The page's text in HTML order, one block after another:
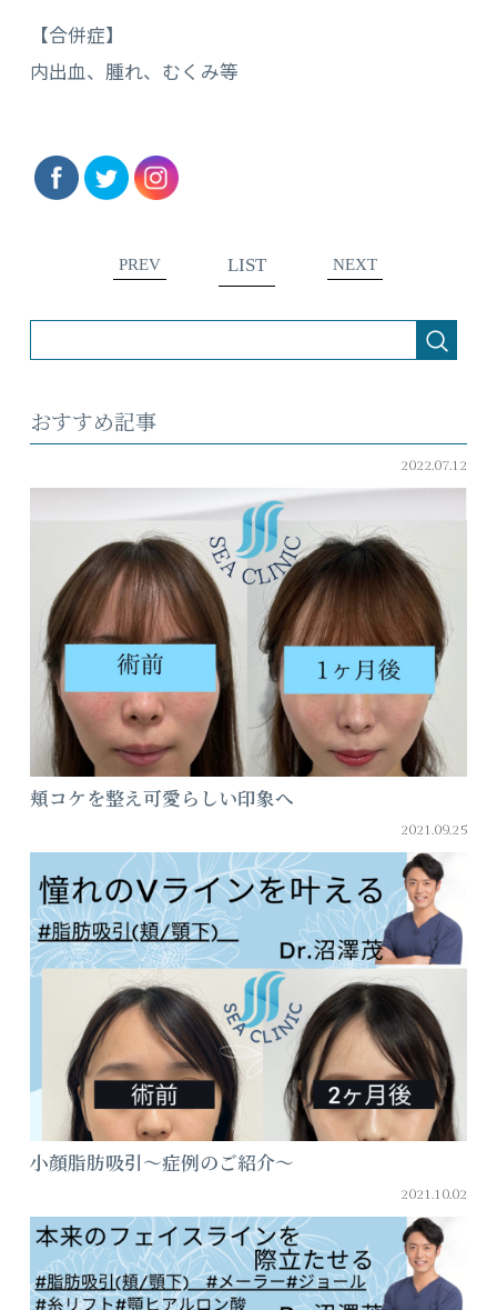
【合併症】
内出血、腫れ、むくみ等
PREV LIST NEXT
おすすめ記事
2022.07.12
頬コケを整え可愛らしい印象へ
2021.09.25
小顔脂肪吸引～症例のご紹介～
2021.10.02